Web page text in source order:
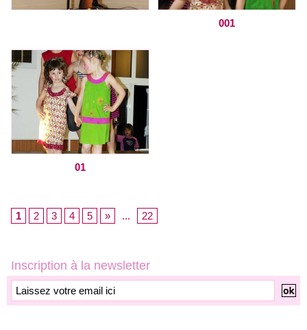
Inscription à la newsletter
001
01
1 2 3 4 5 » ... 22